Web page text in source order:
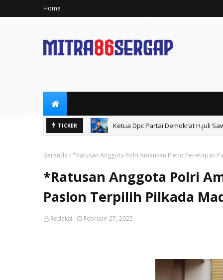
Home
TICKER Ketua Dpc Partai Demokrat H.juli
Beranda *Ratusan Anggota Polri Amankan Pleno Penetapan
*Ratusan Anggota Polri
Paslon Terpilih Pilkada
Redaksi Februari 27, 2025